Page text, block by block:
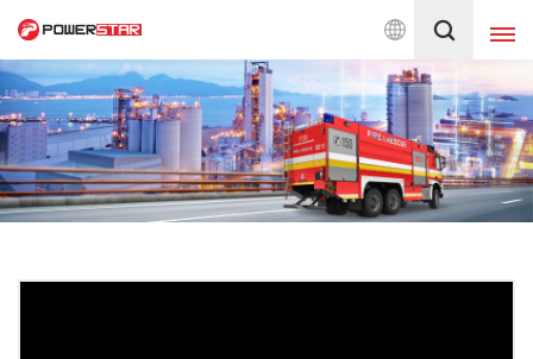
China Famous Brand العربية
English français
Deutsch русский